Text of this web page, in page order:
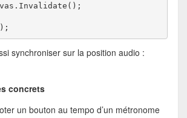
synchroniser sur la position audio :
concrets
un bouton au tempo d’un métronome